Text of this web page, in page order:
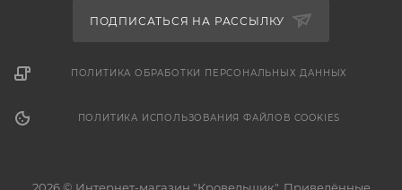
ПОДПИСАТЬСЯ НА РАССЫЛКУ
ПОЛИТИКА ОБРАБОТКИ ПЕРСОНАЛЬНЫХ ДАННЫХ
ПОЛИТИКА ИСПОЛЬЗОВАНИЯ ФАЙЛОВ COOKIES